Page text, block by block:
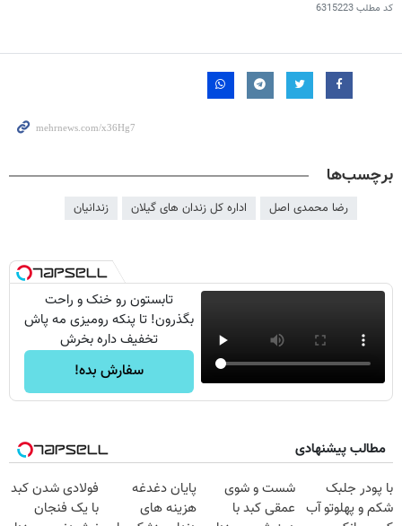
کد مطلب6315223
برچسب‌ها
رضا محمدی اصل اداره کل زندان های گیلان زندانیان
تابستون رو خنک و راحت
بگذرون! تا پنکه رومیزی مه پاش
تخفیف داره بخرش
سفارش بده!
مطالب پیشنهادی
با پودر جلبک
شکم و پهلوتو آب
شست و شوی
عمقی کبد با
پایان دغدغه
هزینه های
فولادی شدن کبد
با یک فنجان